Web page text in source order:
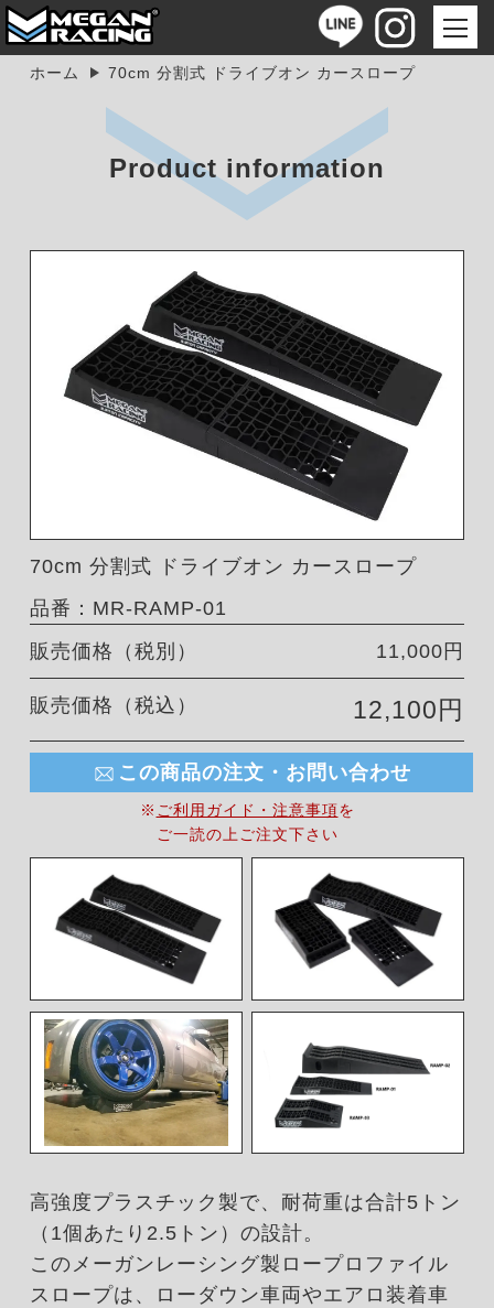
ホーム 70cm 分割式 ドライブオン カースロープ
Product information
70cm 分割式 ドライブオン カースロープ
品番：MR-RAMP-01
販売価格（税別）
11,000円
販売価格（税込） 12,100円
この商品の注文・お問い合わせ
※ ご利用ガイド・注意事項を
ご一読の上ご注文下さい
高強度プラスチック製で、耐荷重は合計5トン
（1個あたり2.5トン）の設計。
このメーガンレーシング製ロープロファイル
スロープは、ローダウン車両やエアロ装着車